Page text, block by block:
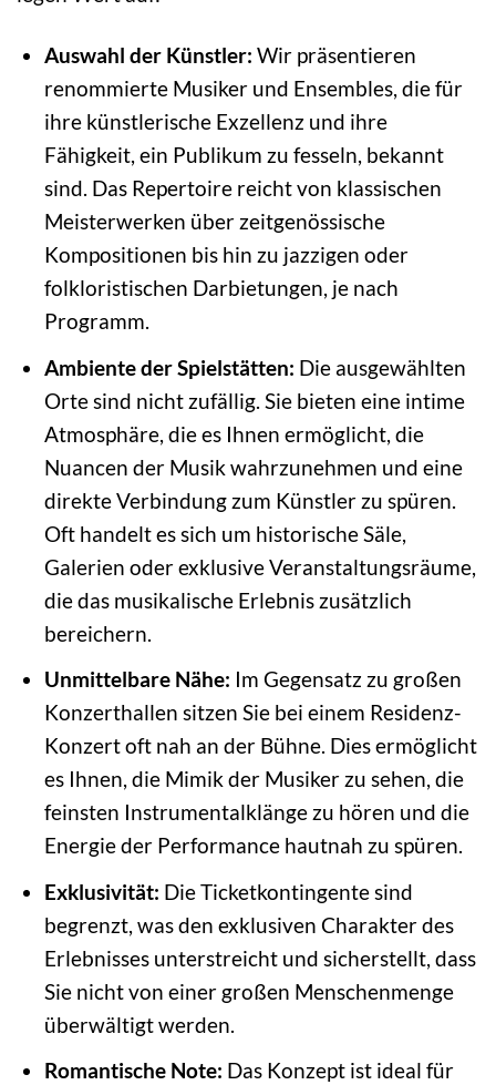
Auswahl der Künstler: Wir präsentieren
renommierte Musiker und Ensembles, die für
ihre künstlerische Exzellenz und ihre
Fähigkeit, ein Publikum zu fesseln, bekannt
sind. Das Repertoire reicht von klassischen
Meisterwerken über zeitgenössische
Kompositionen bis hin zu jazzigen oder
folkloristischen Darbietungen, je nach
Programm.
Ambiente der Spielstätten: Die ausgewählten
Orte sind nicht zufällig. Sie bieten eine intime
Atmosphäre, die es Ihnen ermöglicht, die
Nuancen der Musik wahrzunehmen und eine
direkte Verbindung zum Künstler zu spüren.
Oft handelt es sich um historische Säle,
Galerien oder exklusive Veranstaltungsräume,
die das musikalische Erlebnis zusätzlich
bereichern.
Unmittelbare Nähe: Im Gegensatz zu großen
Konzerthallen sitzen Sie bei einem Residenz-
Konzert oft nah an der Bühne. Dies ermöglicht
es Ihnen, die Mimik der Musiker zu sehen, die
feinsten Instrumentalklänge zu hören und die
Energie der Performance hautnah zu spüren.
Exklusivität: Die Ticketkontingente sind
begrenzt, was den exklusiven Charakter des
Erlebnisses unterstreicht und sicherstellt, dass
Sie nicht von einer großen Menschenmenge
überwältigt werden.
Romantische Note: Das Konzept ist ideal für